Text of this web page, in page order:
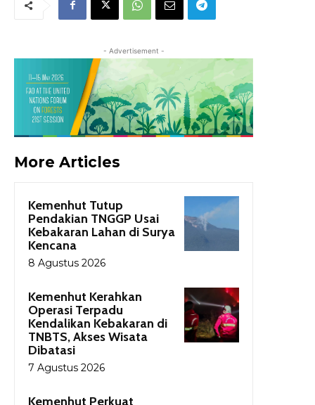
- Advertisement -
More Articles
Kemenhut Tutup
Pendakian TNGGP Usai
Kebakaran Lahan di Surya
Kencana
8 Agustus 2026
Kemenhut Kerahkan
Operasi Terpadu
Kendalikan Kebakaran di
TNBTS, Akses Wisata
Dibatasi
7 Agustus 2026
Kemenhut Perkuat